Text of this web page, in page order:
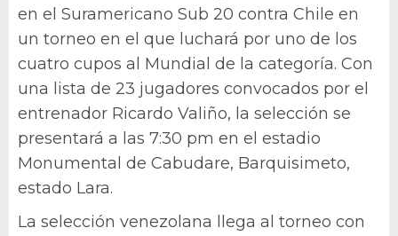
en el Suramericano Sub 20 contra Chile en
un torneo en el que luchará por uno de los
cuatro cupos al Mundial de la categoría. Con
una lista de 23 jugadores convocados por el
entrenador Ricardo Valiño, la selección se
presentará a las 7:30 pm en el estadio
Monumental de Cabudare, Barquisimeto,
estado Lara.
La selección venezolana llega al torneo con